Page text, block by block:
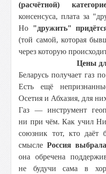
(расчётной)
консенсуса, плата за
Но "дружить"
(той самой, которая
через которую
Цены
Беларусь получает газ
Есть ещё
Осетия и Абхазия, для
Газ — инструмент
ни при чём. Как учил
союзник тот, кто даёт
смыслеРоссия
она обречена
не будучи сама в